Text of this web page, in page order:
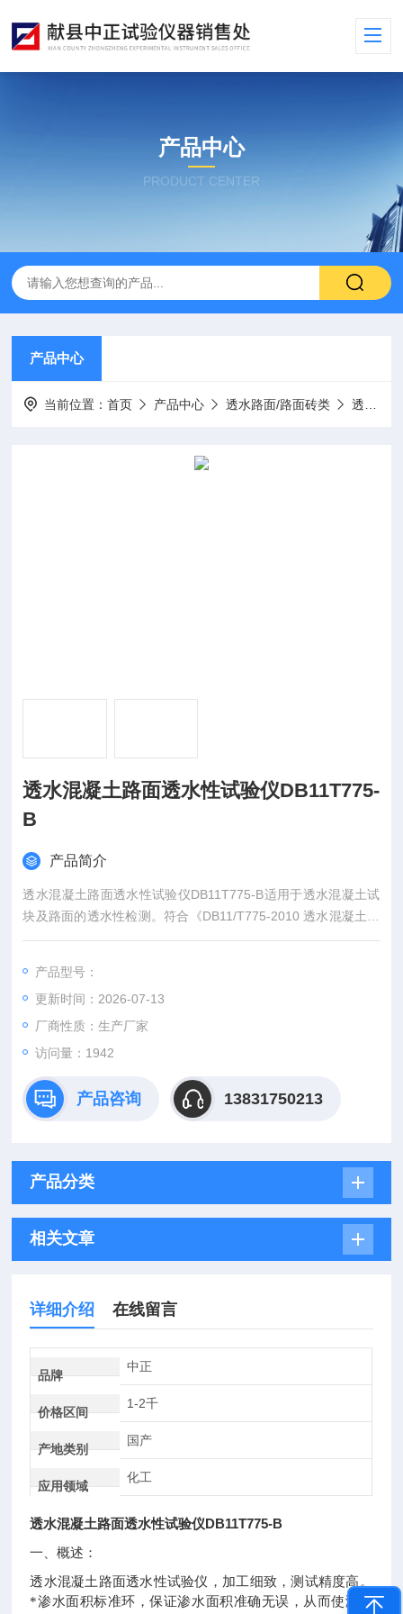
产品中心
PRODUCT CENTER
产品中心
当前位置：首页 产品中心 透水路面/路面砖类 透水混凝土路面透水性试验仪
透水混凝土路面透水性试验仪DB11T775-
B
产品简介
透水混凝土路面透水性试验仪DB11T775-B适用于透水混凝土试
块及路面的透水性检测。符合《DB11/T775-2010 透水混凝土路
面技术规程》要求。
产品型号：
更新时间：2026-07-13
厂商性质：生产厂家
访问量：1942
产品咨询 13831750213
产品分类
相关文章
详细介绍 在线留言
品牌
中正
价格区间
1-2千
产地类别
国产
应用领域
化工
透水混凝土路面透水性试验仪DB11T775-B
一、概述：
透水混凝土路面透水性试验仪，加工细致，测试精度高。
*渗水面积标准环，保证渗水面积准确无误，从而使测定